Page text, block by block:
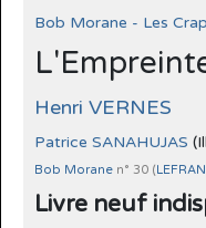
Bob Morane - Les
Henri VERNES
Patrice SANAHUJAS
Bob Morane n° 30 (
Livre neuf